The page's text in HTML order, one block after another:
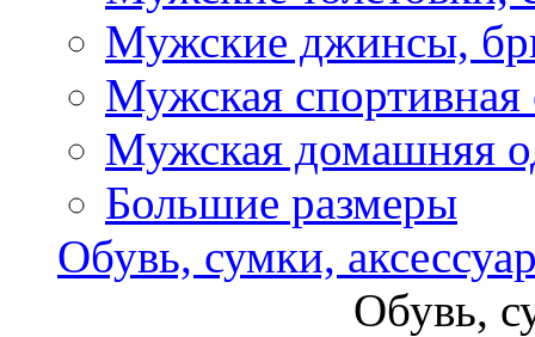
Мужские джинсы,
Мужская спортивная
Мужская домашняя
Большие размеры
Обувь, сумки,
Обувь,